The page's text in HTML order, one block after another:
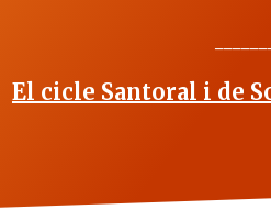
El cicle Santoral i de